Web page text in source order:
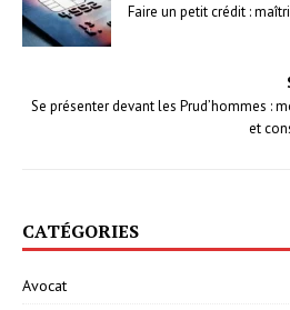
Faire un petit crédit :
Se présenter devant les Prud’hommes :
et
CATÉGORIES
Avocat